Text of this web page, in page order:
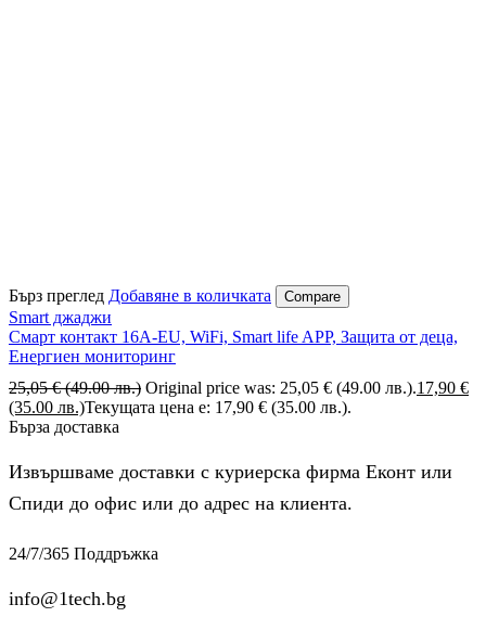
Бърз преглед Добавяне в количката Compare
Smart джаджи
Смарт контакт 16A-EU, WiFi, Smart life APP, Защита от деца,
Енергиен мониторинг
25,05€ (49.00 лв.) Original price was: 25,05 € (49.00 лв.).17,90 €
(35.00 лв.)Текущата цена е: 17,90 € (35.00 лв.).
Бърза доставка
Извършваме доставки с куриерска фирма Еконт или
Спиди до офис или до адрес на клиента.
24/7/365 Поддръжка
info@1tech.bg